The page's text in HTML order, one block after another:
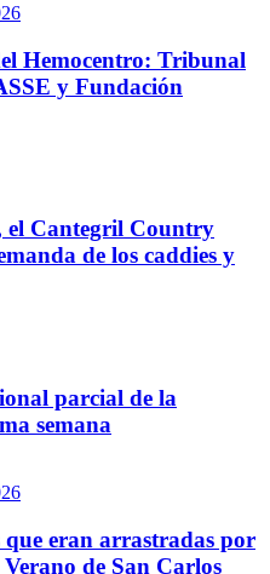
Hemocentro: Tribunal
y Fundación
el Cantegril Country
de los caddies y
parcial de la
semana
que eran arrastradas por
de San Carlos